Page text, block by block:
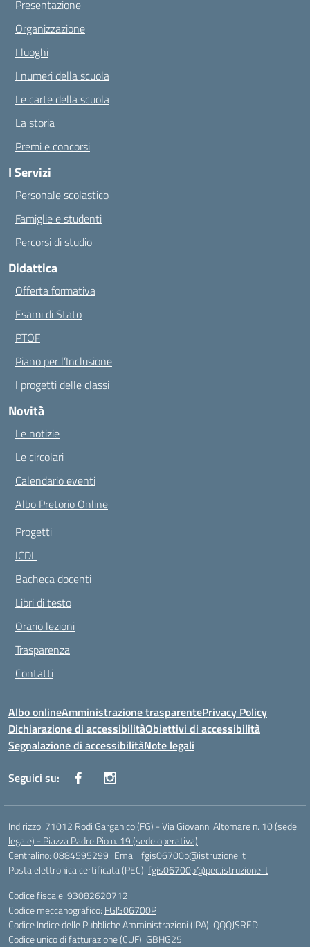
Presentazione
Organizzazione
I luoghi
I numeri della scuola
Le carte della scuola
La storia
Premi e concorsi
I Servizi
Personale scolastico
Famiglie e studenti
Percorsi di studio
Didattica
Offerta formativa
Esami di Stato
PTOF
Piano per l’Inclusione
I progetti delle classi
Novità
Le notizie
Le circolari
Calendario eventi
Albo Pretorio Online
Progetti
ICDL
Bacheca docenti
Libri di testo
Orario lezioni
Trasparenza
Contatti
Albo onlineAmministrazione trasparentePrivacy Policy
Dichiarazione di accessibilitàObiettivi di accessibilità
Segnalazione di accessibilitàNote legali
Seguici su:
Indirizzo: 71012 Rodi Garganico (FG) - Via Giovanni Altomare n. 10 (sede
legale) - Piazza Padre Pio n. 19 (sede operativa)
Centralino:0884595299 Email:fgis06700p@istruzione.it
Posta elettronica certificata (PEC):fgis06700p@pec.istruzione.it
Codice fiscale: 93082620712
Codice meccanografico: FGIS06700P
Codice Indice delle Pubbliche Amministrazioni (IPA): QQQJSRED
Codice unico di fatturazione (CUF): GBHG25